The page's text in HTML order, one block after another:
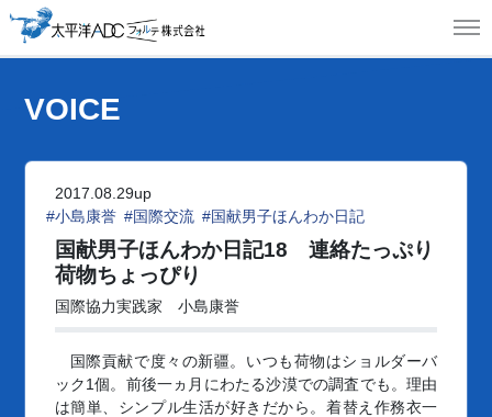
VOICE
2017.08.29up
#小島康誉 #国際交流 #国献男子ほんわか日記
国献男子ほんわか日記18
連絡たっぷり
荷物ちょっぴり
国際協力実践家 小島康誉
国際貢献で度々の新疆。いつも荷物はショルダーバ
ック1個。前後一ヵ月にわたる沙漠での調査でも。理由
は簡単、シンプル生活が好きだから。着替え作務衣一